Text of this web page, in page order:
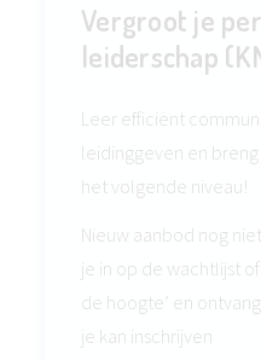
Vergroot je
leiderschap
Leer efficiënt
leidinggeven en
het volgende niveau!
Nieuw aanbod nog
je in op de wachtlijst
de hoogte’ en
je kan inschrijven